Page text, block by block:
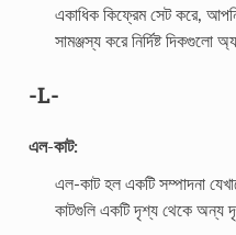
একাধিক কিফ্রেম সেট করে,
সামঞ্জস্য করে নির্দিষ্ট দিকগুলো
-L-
এল-কাট:
এল-কাট হল একটি সম্পাদনা
কাটগুলি একটি দৃশ্য থেকে অন্য